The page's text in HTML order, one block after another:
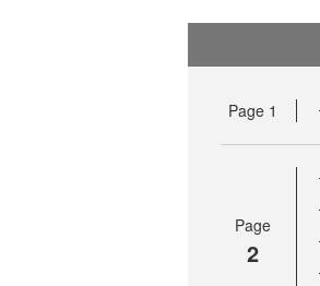
Page 1
Page
2